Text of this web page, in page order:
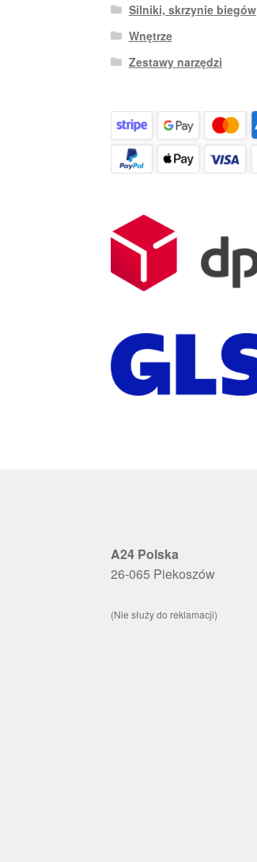
Silniki, skrzynie biegów
Wnętrze
Zestawy narzędzi
A24 Polska
26-065 Piekoszów
(Nie służy do reklamacji)